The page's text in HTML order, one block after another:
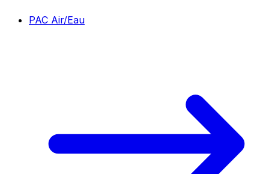
PAC Air/Eau